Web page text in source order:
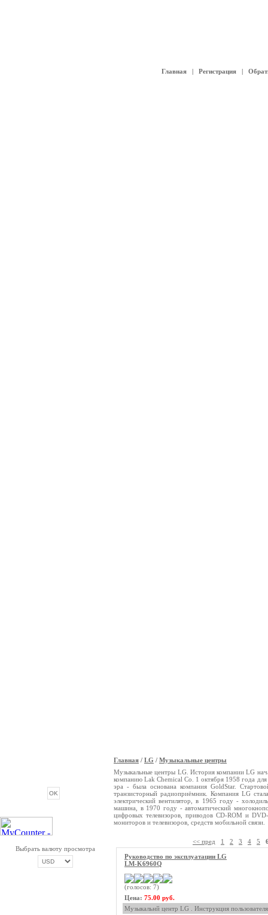
Главная| Регистрация|
Выбрать валюту просмотра
Главная / LG / Музыкальные центры
Музыкальные центры LG. История компании LG
компанию Lak Chemical Co. 1 октября 1958 года
эра - была основана компания GoldStar.
транзисторный радиоприёмник. Компания LG
электрический вентилятор, в 1965 году -
машина, в 1970 году - автоматический
цифровых телевизоров, приводов CD-ROM и
мониторов и телевизоров, средств мобильной связи.
<< пред 1 2 3 4 5
Руководство по эксплуатации LG
LM-K6960Q
(голосов: 7)
Цена: 75.00 руб.
Музыкальнй центр LG . Инструкция